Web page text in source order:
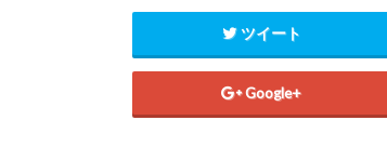
ツイート
Google+